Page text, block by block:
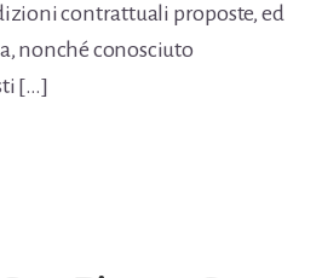
contrattuali proposte, ed
nonché conosciuto
[…]